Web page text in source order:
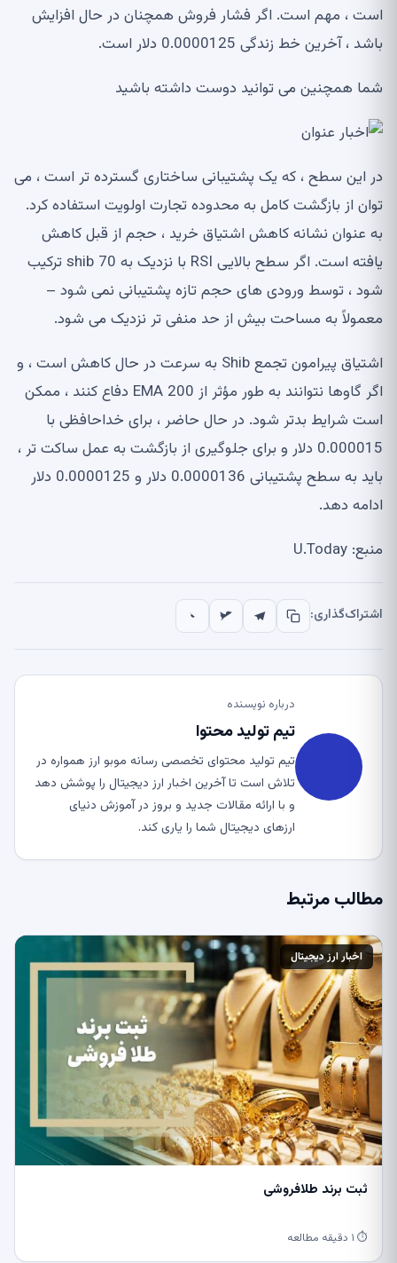
است ، مهم است. اگر فشار فروش همچنان در حال افزایش
باشد ، آخرین خط زندگی 0.0000125 دلار است.
شما همچنین می توانید دوست داشته باشید
در این سطح ، که یک پشتیبانی ساختاری گسترده تر است ، می
توان از بازگشت کامل به محدوده تجارت اولویت استفاده کرد.
به عنوان نشانه کاهش اشتیاق خرید ، حجم از قبل کاهش
یافته است. اگر سطح بالایی RSI با نزدیک به 70 shib ترکیب
شود ، توسط ورودی های حجم تازه پشتیبانی نمی شود –
معمولاً به مساحت بیش از حد منفی تر نزدیک می شود.
اشتیاق پیرامون تجمع Shib به سرعت در حال کاهش است ، و
اگر گاوها نتوانند به طور مؤثر از 200 EMA دفاع کنند ، ممکن
است شرایط بدتر شود. در حال حاضر ، برای خداحافظی با
0.000015 دلار و برای جلوگیری از بازگشت به عمل ساکت تر ،
باید به سطح پشتیبانی 0.0000136 دلار و 0.0000125 دلار
ادامه دهد.
منبع: U.Today
اشتراک‌گذاری:
درباره نویسنده
تیم تولید محتوا
تیم تولید محتوای تخصصی رسانه موبو ارز همواره در
تلاش است تا آخرین اخبار ارز دیجیتال را پوشش دهد
و با ارائه مقالات جدید و بروز در آموزش دنیای
ارزهای دیجیتال شما را یاری کند.
مطالب مرتبط
اخبار ارز دیجیتال
ثبت برند طلافروشی
⏱ ۱ دقیقه مطالعه